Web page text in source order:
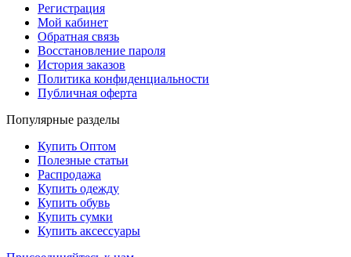
Регистрация
Мой кабинет
Обратная связь
Восстановление пароля
История заказов
Политика конфиденциальности
Публичная оферта
Популярные разделы
Купить Оптом
Полезные статьи
Распродажа
Купить одежду
Купить обувь
Купить сумки
Купить аксессуары